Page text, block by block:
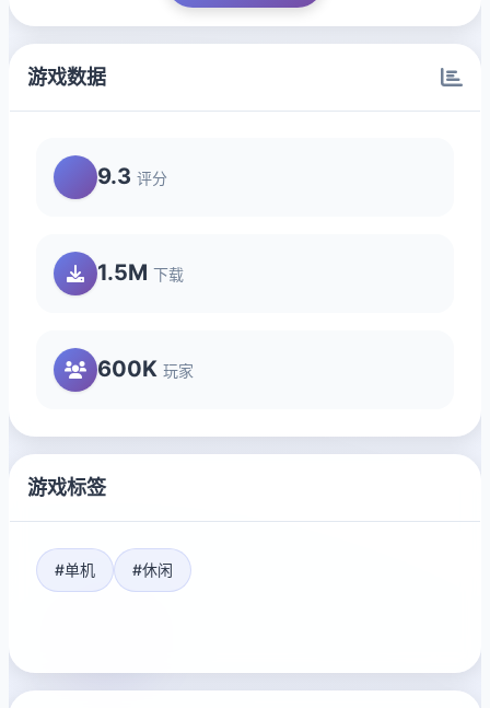
游戏数据
9.3 评分
1.5M 下载
600K 玩家
游戏标签
#单机 #休闲